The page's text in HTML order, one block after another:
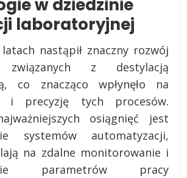
w dziedzinie
laboratoryjnej
nastąpił znaczny rozwój
związanych z destylacją
co znacząco wpłynęło na
i precyzję tych procesów.
osiągnięć jest
systemów automatyzacji,
na zdalne monitorowanie i
parametrów pracy